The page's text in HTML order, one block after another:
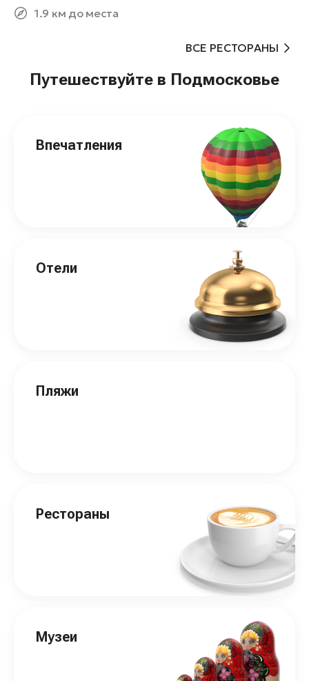
1.9 км до места
ВСЕ РЕСТОРАНЫ
Путешествуйте в Подмосковье
Впечатления
Отели
Пляжи
Рестораны
Музеи